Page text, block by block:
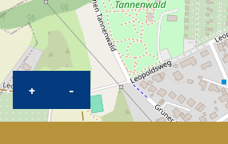
+KARTE HEREINZOOMEN
-KARTE HERAUSZOOMEN